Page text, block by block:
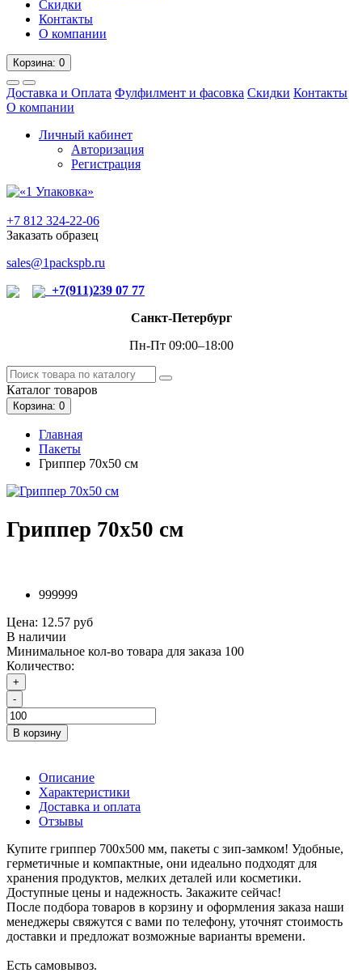
Скидки
Контакты
О компании
Корзина: 0
Доставка и Оплата Фулфилмент и фасовка Скидки Контакты
О компании
Личный кабинет
Авторизация
Регистрация
+7 812 324-22-06
Заказать образец
sales@1packspb.ru
+7(911)239 07 77
Санкт-Петербург
Пн-Пт 09:00–18:00
Каталог товаров
Корзина: 0
Главная
Пакеты
Гриппер 70х50 см
Гриппер 70х50 см
999999
Цена: 12.57 руб
В наличии
Минимальное кол-во товара для заказа 100
Количество:
+
-
В корзину
Описание
Характеристики
Доставка и оплата
Отзывы
Купите гриппер 700х500 мм, пакеты с зип-замком! Удобные,
герметичные и компактные, они идеально подходят для
хранения продуктов, мелких деталей или косметики.
Доступные цены и надежность. Закажите сейчас!
После подбора товаров в корзину и оформления заказа наши
менеджеры свяжутся с вами по телефону, уточнят стоимость
доставки и предложат возможные варианты времени.
Есть самовывоз.